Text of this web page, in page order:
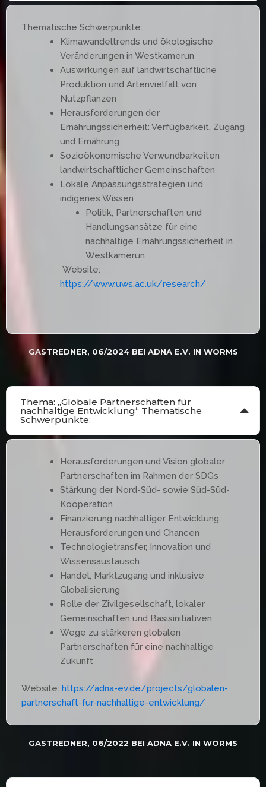
Thematische Schwerpunkte:
Klimawandeltrends und ökologische
Veränderungen in Westkamerun
Auswirkungen auf landwirtschaftliche
Produktion und Artenvielfalt von
Nutzpflanzen
Herausforderungen der
Ernährungssicherheit: Verfügbarkeit, Zugang
und Ernährung
Sozioökonomische Verwundbarkeiten
landwirtschaftlicher Gemeinschaften
Lokale Anpassungsstrategien und
indigenes Wissen
Politik, Partnerschaften und
Handlungsansätze für eine
nachhaltige Ernährungssicherheit in
Westkamerun
Website:
https://www.uws.ac.uk/research/
GASTREDNER, 06/2024 BEI ADNA E.V. IN WORMS
Thema: „Globale Partnerschaften für
nachhaltige Entwicklung“ Thematische
Schwerpunkte:
Herausforderungen und Vision globaler
Partnerschaften im Rahmen der SDGs
Stärkung der Nord-Süd- sowie Süd-Süd-
Kooperation
Finanzierung nachhaltiger Entwicklung:
Herausforderungen und Chancen
Technologietransfer, Innovation und
Wissensaustausch
Handel, Marktzugang und inklusive
Globalisierung
Rolle der Zivilgesellschaft, lokaler
Gemeinschaften und Basisinitiativen
Wege zu stärkeren globalen
Partnerschaften für eine nachhaltige
Zukunft
Website: https://adna-ev.de/projects/globalen-
partnerschaft-fur-nachhaltige-entwicklung/
GASTREDNER, 06/2022 BEI ADNA E.V. IN WORMS